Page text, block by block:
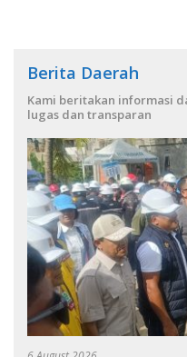
Berita Daerah
Kami beritakan informasi
lugas dan transparan